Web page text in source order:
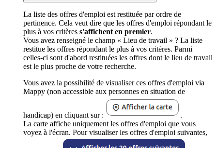
La liste des offres d'emploi est restituée par ordre de
pertinence. Cela veut dire que les offres d'emploi répondant le
plus à vos critères s'affichent en premier.
Vous avez renseigné le champ « Lieu de travail » ? La liste
restitue les offres répondant le plus à vos critères. Parmi
celles-ci sont d'abord restituées les offres dont le lieu de travail
est le plus proche de votre recherche.
Vous avez la possibilité de visualiser ces offres d'emploi via
Mappy (non accessible aux personnes en situation de
handicap) en cliquant sur :
.
La carte affiche uniquement les offres d'emploi que vous
voyez à l'écran. Pour visualiser les offres d'emploi suivantes,